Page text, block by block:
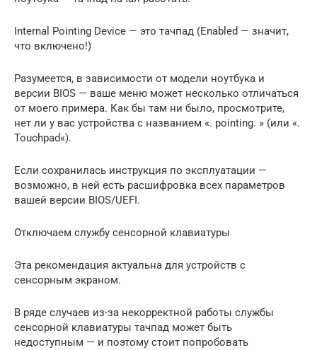
Internal Pointing Device — это тачпад (Enabled — значит,
что включено!)
Разумеется, в зависимости от модели ноутбука и
версии BIOS — ваше меню может несколько отличаться
от моего примера. Как бы там ни было, просмотрите,
нет ли у вас устройства с названием «. pointing. » (или «.
Touchpad«).
Если сохранилась инструкция по эксплуатации —
возможно, в ней есть расшифровка всех параметров
вашей версии BIOS/UEFI.
Отключаем службу сенсорной клавиатуры
Эта рекомендация актуальна для устройств с
сенсорным экраном.
В ряде случаев из-за некорректной работы службы
сенсорной клавиатуры тачпад может быть
недоступным — и поэтому стоит попробовать